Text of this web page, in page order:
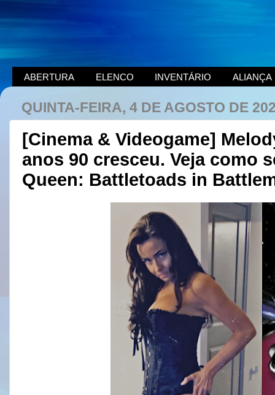
ABERTURA ELENCO INVENTÁRIO ALIANÇA
QUINTA-FEIRA, 4 DE AGOSTO DE
[Cinema & Videogame]
anos 90 cresceu. Veja como
Queen: Battletoads in